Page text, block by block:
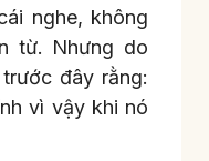
nghe, không
từ. Nhưng do
đây rằng:
vì vậy khi nó